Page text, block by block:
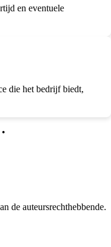
en eventuele
die het bedrijf biedt,
•
de auteursrechthebbende.